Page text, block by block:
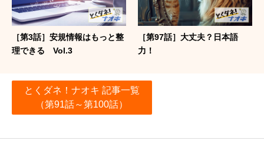
［第3話］安規情報はもっと整
理できる Vol.3
［第97話］大丈夫？日本語
力！
とくダネ！ナオキ 記事一覧
（第91話～第100話）